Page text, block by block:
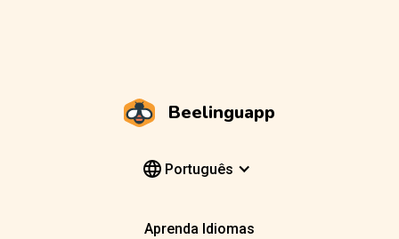
Beelinguapp
Português
Aprenda Idiomas